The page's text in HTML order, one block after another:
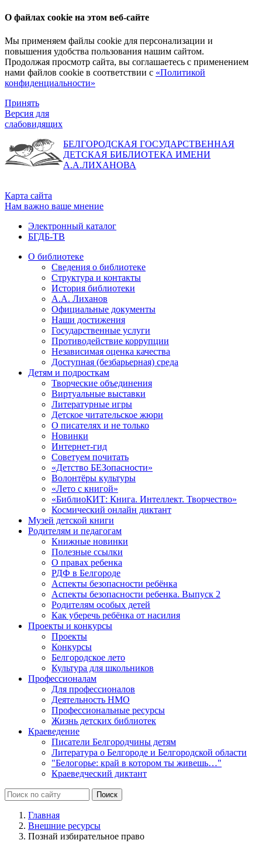
О файлах cookie на этом веб-сайте
Мы применяем файлы cookie для персонализации и
повышения удобства пользования нашим сайтом.
Продолжая просмотр сайта, вы соглашаетесь с применением
нами файлов cookie в соответствии с «Политикой
конфиденциальности»
Принять
Версия для
слабовидящих
БЕЛГОРОДСКАЯ ГОСУДАРСТВЕННАЯ
ДЕТСКАЯ БИБЛИОТЕКА ИМЕНИ
А.А.ЛИХАНОВА
Карта сайта
Нам важно ваше мнение
Электронный каталог
БГДБ-ТВ
О библиотеке
Сведения о библиотеке
Структура и контакты
История библиотеки
А.А. Лиханов
Официальные документы
Наши достижения
Государственные услуги
Противодействие коррупции
Независимая оценка качества
Доступная (безбарьерная) среда
Детям и подросткам
Творческие объединения
Виртуальные выставки
Литературные игры
Детское читательское жюри
О писателях и не только
Новинки
Интернет-гид
Советуем почитать
«Детство БЕЗопасности»
Волонтёры культуры
«Лето с книгой»
«БиблиоКИТ: Книга. Интеллект. Творчество»
Космический онлайн диктант
Музей детской книги
Родителям и педагогам
Книжные новинки
Полезные ссылки
О правах ребенка
РДФ в Белгороде
Аспекты безопасности ребёнка
Аспекты безопасности ребенка. Выпуск 2
Родителям особых детей
Как уберечь ребёнка от насилия
Проекты и конкурсы
Проекты
Конкурсы
Белгородское лето
Культура для школьников
Профессионалам
Для профессионалов
Деятельность НМО
Профессиональные ресурсы
Жизнь детских библиотек
Краеведение
Писатели Белгородчины детям
Литература о Белгороде и Белгородской области
"Белогорье: край в котором ты живешь…"
Краеведческий диктант
Главная
Внешние ресурсы
Познай избирательное право